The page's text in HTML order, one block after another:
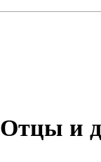
Отцы и